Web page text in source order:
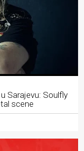
Sarajevu: Soulfly
scene